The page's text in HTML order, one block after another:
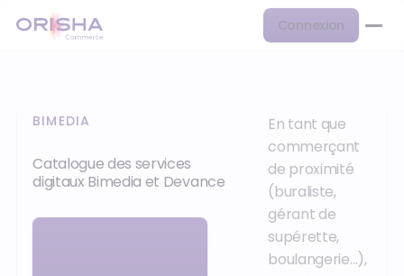
Connexion
BIMEDIA
Catalogue des services
digitaux Bimedia et Devance
En tant que
commerçant
de proximité
(buraliste,
gérant de
supérette,
boulangerie…),